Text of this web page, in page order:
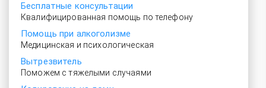
Бесплатные консультации
Квалифицированная помощь по телефону
Помощь при алкоголизме
Медицинская и психологическая
Вытрезвитель
Поможем с тяжелыми случаями